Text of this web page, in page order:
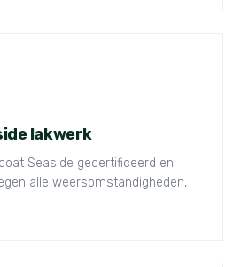
lakwerk
Seaside gecertificeerd en
alle weersomstandigheden,